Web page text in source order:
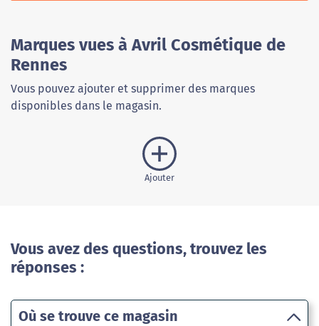
Marques vues à Avril Cosmétique de
Rennes
Vous pouvez ajouter et supprimer des marques
disponibles dans le magasin.
Ajouter
Vous avez des questions, trouvez les
réponses :
Où se trouve ce magasin